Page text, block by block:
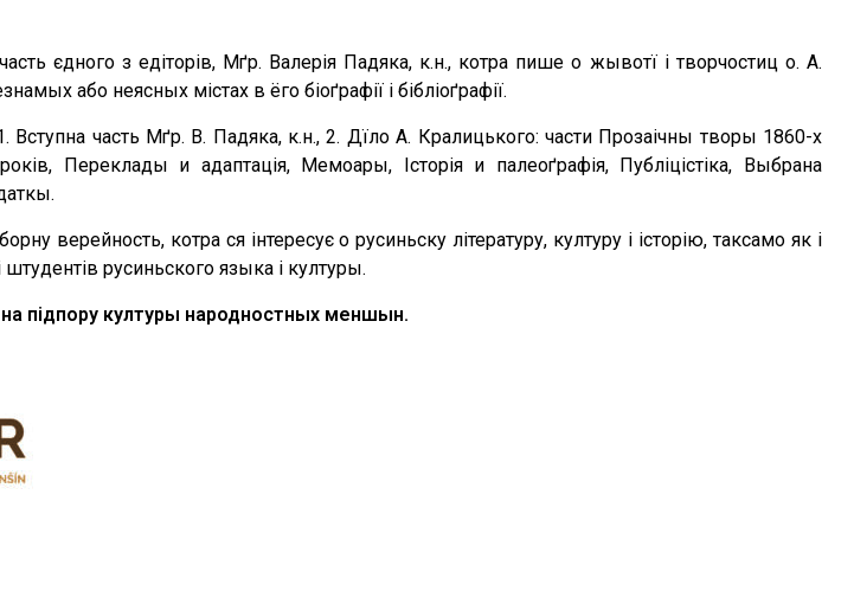
єдного з едіторів, Мґр. Валерія Падяка, к.н., котра пише о жывотї і творчостиц о. А.
або неясных містах в ёго біоґрафії і бібліоґрафії.
Вступна часть Мґр. В. Падяка, к.н., 2. Дїло А. Кралицького: части Прозаічны творы 1860-х
Переклады и адаптація, Мемоары, Історія и палеоґрафія, Публіцістіка, Выбрана
верейность, котра ся інтересує о русиньску літературу, културу і історію, таксамо як і
штудентів русиньского языка і културы.
підпору културы народностных меншын.